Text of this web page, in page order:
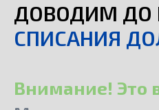
ДОВОДИМ ДО
СПИСАНИЯ
Внимание! Это